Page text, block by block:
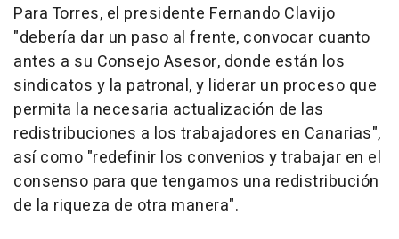
Para Torres, el presidente Fernando Clavijo
"debería dar un paso al frente, convocar cuanto
antes a su Consejo Asesor, donde están los
sindicatos y la patronal, y liderar un proceso que
permita la necesaria actualización de las
redistribuciones a los trabajadores en Canarias",
así como "redefinir los convenios y trabajar en el
consenso para que tengamos una redistribución
de la riqueza de otra manera".